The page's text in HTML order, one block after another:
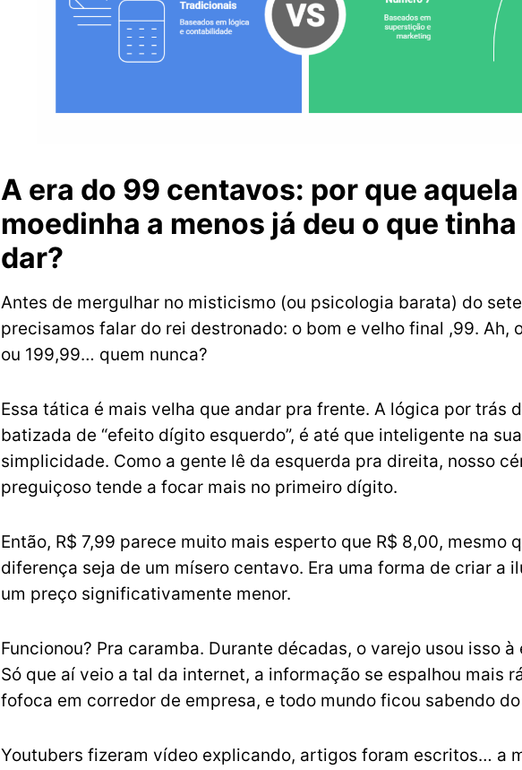
A era do 99 centavos: por que aquela
moedinha a menos já deu o que
dar?
Antes de mergulhar no misticismo (ou psicologia barata) do
precisamos falar do rei destronado: o bom e velho final ,99. Ah,
ou 199,99… quem nunca?
Essa tática é mais velha que andar pra frente. A lógica por trás
batizada de “efeito dígito esquerdo”, é até que inteligente na sua
simplicidade. Como a gente lê da esquerda pra direita, nosso
preguiçoso tende a focar mais no primeiro dígito.
Então, R$ 7,99 parece muito mais esperto que R$ 8,00, mesmo
diferença seja de um mísero centavo. Era uma forma de criar a
um preço significativamente menor.
Funcionou? Pra caramba. Durante décadas, o varejo usou isso à
Só que aí veio a tal da internet, a informação se espalhou mais
fofoca em corredor de empresa, e todo mundo ficou sabendo
Youtubers fizeram vídeo explicando, artigos foram escritos… a